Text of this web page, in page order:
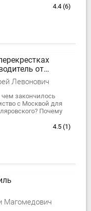
четыре...
4.4 (6)
от
которые были
Левонович
чем закончилось
с Москвой для
Почему
актером, променяв...
4.5 (1)
Магомедович